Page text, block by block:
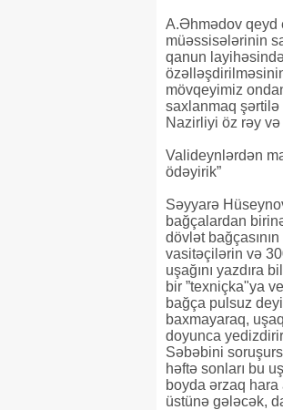
A.Əhmədov qeyd
müəssisələrinin
qanun
mövqeyimiz
saxlanmaq şərtilə
Nazirliyi öz rəy
Valideynlərdən
ödəyirik”
Səyyarə
bağçalardan
dövlət
vasitəçilərin və
uşağını yazdıra
bir ”texniçka"ya
bağça pulsuz
baxmayaraq,
doyunca
Səbəbini
həftə sonları bu
boyda ərzaq hara
üstünə gələcək,